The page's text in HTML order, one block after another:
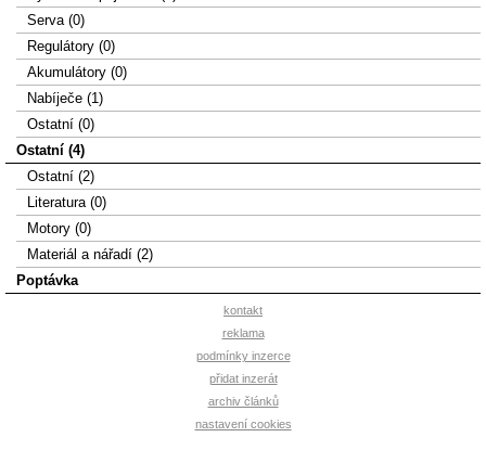
Serva (0)
Regulátory (0)
Akumulátory (0)
Nabíječe (1)
Ostatní (0)
Ostatní (4)
Ostatní (2)
Literatura (0)
Motory (0)
Materiál a nářadí (2)
Poptávka
kontakt
reklama
podmínky inzerce
přidat inzerát
archiv článků
nastavení cookies